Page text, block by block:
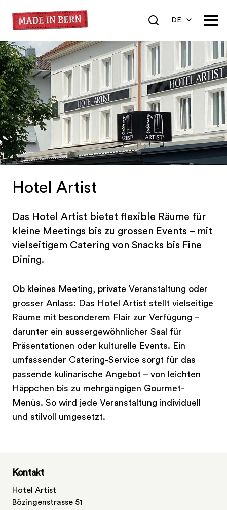
DE
Hotel Artist
Das Hotel Artist bietet flexible Räume für
kleine Meetings bis zu grossen Events – mit
vielseitigem Catering von Snacks bis Fine
Dining.
Ob kleines Meeting, private Veranstaltung oder
grosser Anlass: Das Hotel Artist stellt vielseitige
Räume mit besonderem Flair zur Verfügung –
darunter ein aussergewöhnlicher Saal für
Präsentationen oder kulturelle Events. Ein
umfassender Catering-Service sorgt für das
passende kulinarische Angebot – von leichten
Häppchen bis zu mehrgängigen Gourmet-
Menüs. So wird jede Veranstaltung individuell
und stilvoll umgesetzt.
Kontakt
Hotel Artist
Bözingenstrasse 51